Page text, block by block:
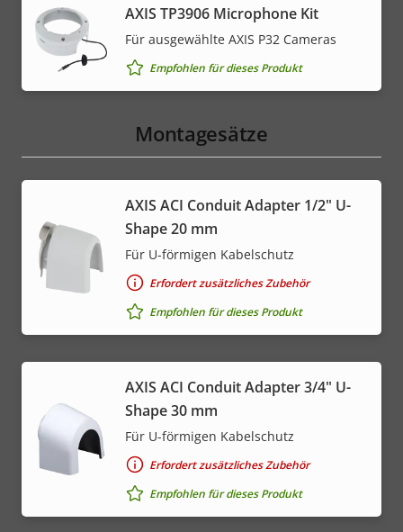
AXIS TP3906 Microphone Kit
Für ausgewählte AXIS P32 Cameras
Empfohlen für dieses Produkt
Montagesätze
AXIS ACI Conduit Adapter 1/2" U-
Shape 20 mm
Für U-förmigen Kabelschutz
Erfordert zusätzliches Zubehör
Empfohlen für dieses Produkt
AXIS ACI Conduit Adapter 3/4" U-
Shape 30 mm
Für U-förmigen Kabelschutz
Erfordert zusätzliches Zubehör
Empfohlen für dieses Produkt